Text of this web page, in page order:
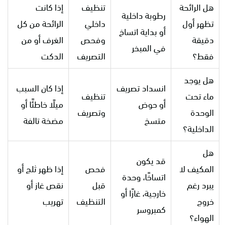
هل الرائحة
تظهر أول
دقيقة
فقط؟
رطوبة داخلية
أو بداية اتساخ
في المبخر
تنظيف
داخلي
وفحص
التصريف
إذا كانت
الرائحة من كل
الغرف أو من
الدكت
هل يوجد
ماء تحت
الوحدة
الداخلية؟
انسداد تصريف
أو حوض
متسخ
تنظيف
وتصريف
إذا كان السبب
ميلًا خاطئًا أو
مضخة تالفة
هل
المكيف لا
يبرد رغم
خروج
الهواء؟
قد يكون
اتساخًا، وحدة
خارجية، غازًا أو
كمبروسر
فحص
قبل
التنظيف
إذا ظهر ثلج أو
نقص غاز أو
تهريب